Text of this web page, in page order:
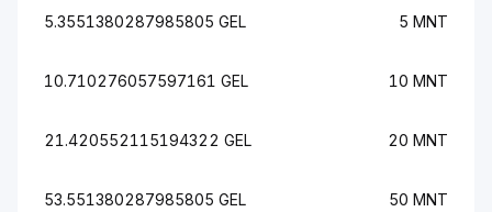
5.3551380287985805 GEL 5 MNT
10.710276057597161 GEL 10 MNT
21.420552115194322 GEL 20 MNT
53.551380287985805 GEL 50 MNT